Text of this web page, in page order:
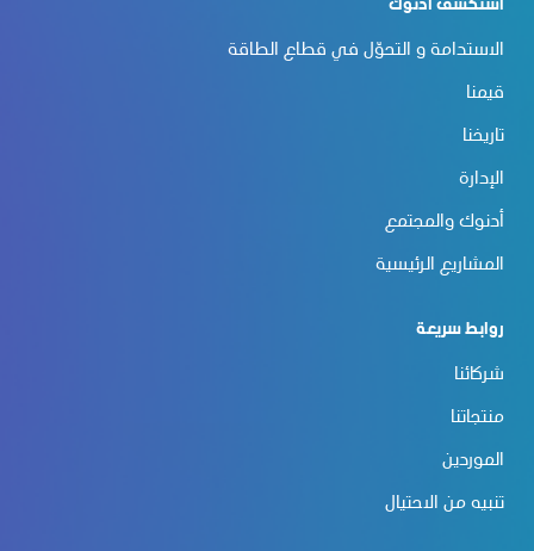
استكشف أدنوك
الاستدامة و التحوّل في قطاع الطاقة
قيمنا
تاريخنا
الإدارة
أدنوك والمجتمع
المشاريع الرئيسية
روابط سريعة
شركائنا
منتجاتنا
الموردين
تنبيه من الاحتيال